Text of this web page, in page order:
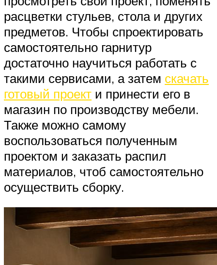
расцветки стульев, стола и других
предметов. Чтобы спроектировать
самостоятельно гарнитур
достаточно научиться работать с
такими сервисами, а затем скачать
готовый проект и принести его в
магазин по производству мебели.
Также можно самому
воспользоваться полученным
проектом и заказать распил
материалов, чтоб самостоятельно
осуществить сборку.